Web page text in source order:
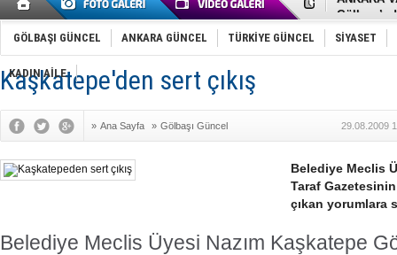
Cemal
Samet
FAİZ
Mikail
Gölbaşı
GÖLBAŞI GÜNCEL ANKARA GÜNCEL TÜRKİYE GÜNCEL SİYASET
KADIN AİLE
Kaşkatepe'den sert çıkış
» Ana Sayfa » Gölbaşı Güncel 29.08.2009
Belediye Meclis
Taraf
çıkan yorumlara
Belediye Meclis Üyesi Nazım Kaşkatepe